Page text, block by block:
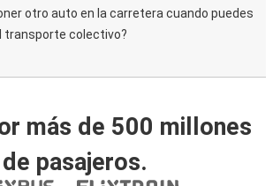
otro auto en la carretera cuando puedes
transporte colectivo?
más de 500 millones
de pasajeros.